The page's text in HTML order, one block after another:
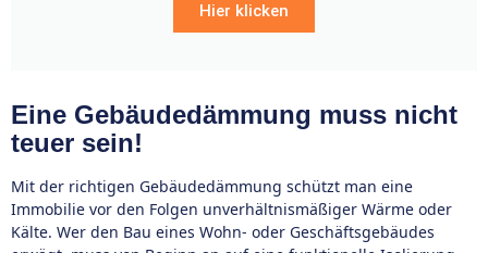
Hier klicken
Eine Gebäudedämmung muss nicht
teuer sein!
Mit der richtigen Gebäudedämmung schützt man eine
Immobilie vor den Folgen unverhältnismäßiger Wärme oder
Kälte. Wer den Bau eines Wohn- oder Geschäftsgebäudes